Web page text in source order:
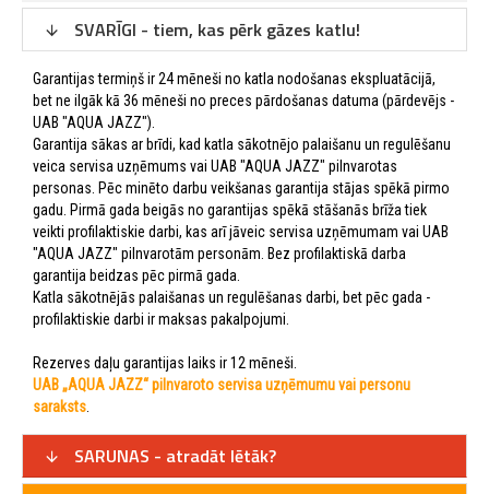
SVARĪGI - tiem, kas pērk gāzes katlu!
Garantijas termiņš ir 24 mēneši no katla nodošanas ekspluatācijā,
bet ne ilgāk kā 36 mēneši no preces pārdošanas datuma (pārdevējs -
UAB "AQUA JAZZ").
Garantija sākas ar brīdi, kad katla sākotnējo palaišanu un regulēšanu
veica servisa uzņēmums vai UAB "AQUA JAZZ" pilnvarotas
personas. Pēc minēto darbu veikšanas garantija stājas spēkā pirmo
gadu. Pirmā gada beigās no garantijas spēkā stāšanās brīža tiek
veikti profilaktiskie darbi, kas arī jāveic servisa uzņēmumam vai UAB
"AQUA JAZZ" pilnvarotām personām. Bez profilaktiskā darba
garantija beidzas pēc pirmā gada.
Katla sākotnējās palaišanas un regulēšanas darbi, bet pēc gada -
profilaktiskie darbi ir maksas pakalpojumi.
Rezerves daļu garantijas laiks ir 12 mēneši.
UAB „AQUA JAZZ“ pilnvaroto servisa uzņēmumu vai personu
saraksts
SARUNAS - atradāt lētāk?